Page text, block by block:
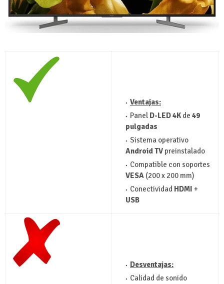
Ventajas:
Panel D-LED 4K de 49
pulgadas
Sistema operativo
Android TV preinstalado
Compatible con soportes
VESA (200 x 200 mm)
Conectividad HDMI +
USB
Desventajas:
Calidad de sonido